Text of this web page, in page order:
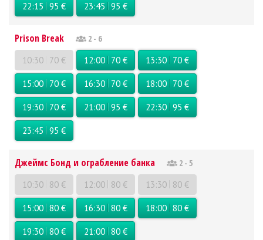
22:15 95 € 23:45 95 €
Prison Break
2 - 6
10:30 70 € 12:00 70 € 13:30 70 €
15:00 70 € 16:30 70 € 18:00 70 €
19:30 70 € 21:00 95 € 22:30 95 €
23:45 95 €
Джеймс Бонд и ограбление банка
2 - 5
10:30 80 € 12:00 80 € 13:30 80 €
15:00 80 € 16:30 80 € 18:00 80 €
19:30 80 € 21:00 80 €